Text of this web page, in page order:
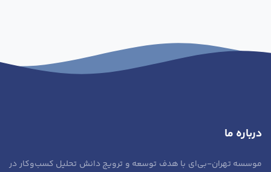
درباره ما
موسسه تهران-بی‌ای با هدف توسعه و ترویج دانش تحلیل کسب‌وکار در